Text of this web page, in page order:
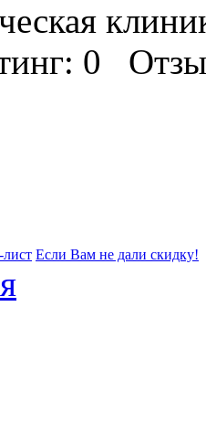
0
Если Вам не дали скидку!